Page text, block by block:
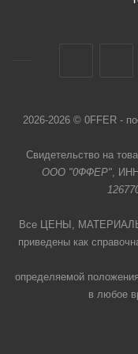
2026-2026 © 0FFER -
Свидетельство на
ООО "0ФФЕР", ИНН
Все ЦЕНЫ, МАТЕРИАЛЫ
приведены как
определяемой
в любое